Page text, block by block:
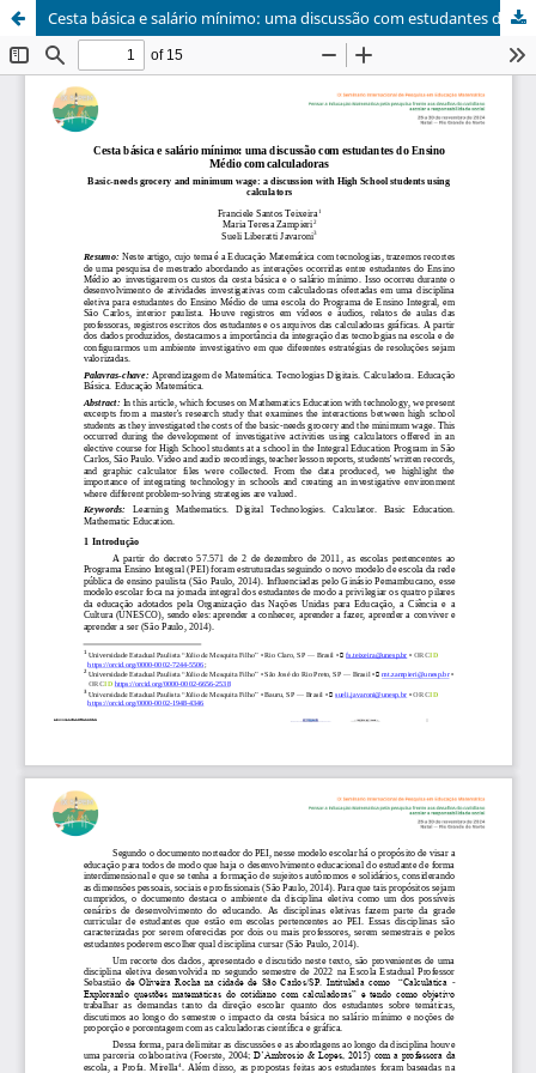
Cesta básica e salário mínimo: uma discussão com estudantes do Ensino Médio com calculadoras